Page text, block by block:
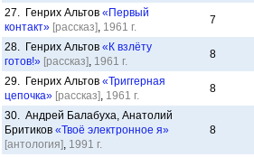
27. Генрих Альтов «Первый
контакт» [рассказ], 1961 г.
7
28. Генрих Альтов «К взлёту
готов!» [рассказ], 1961 г.
8
29. Генрих Альтов «Триггерная
цепочка» [рассказ], 1961 г.
8
30. Андрей Балабуха, Анатолий
Бритиков «Твоё электронное я»
[антология], 1991 г.
8